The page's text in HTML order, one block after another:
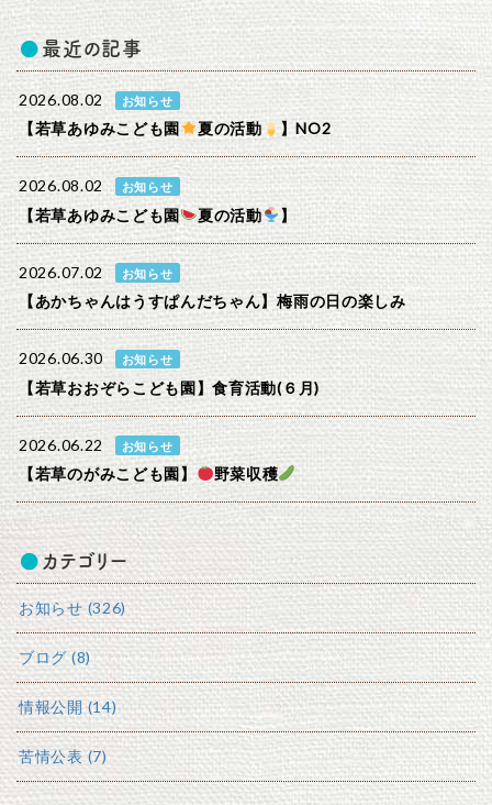
最近の記事
2026.08.02 お知らせ
【若草あゆみこども園 夏の活動 】NO2
2026.08.02 お知らせ
【若草あゆみこども園 夏の活動 】
2026.07.02 お知らせ
【あかちゃんはうすぱんだちゃん】梅雨の日の楽しみ
2026.06.30 お知らせ
【若草おおぞらこども園】食育活動(６月)
2026.06.22 お知らせ
【若草のがみこども園】 野菜収穫
カテゴリー
お知らせ (326)
ブログ (8)
情報公開 (14)
苦情公表 (7)